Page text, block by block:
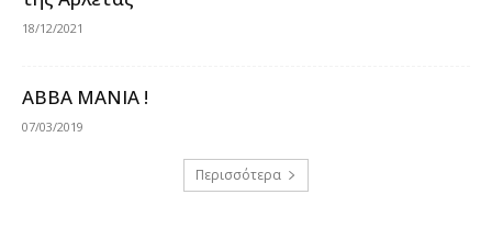
18/12/2021
ABBA MANIA !
07/03/2019
Περισσότερα